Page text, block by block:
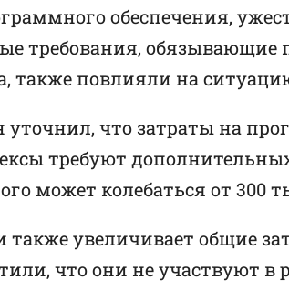
обеспечения,
требования, обязывающие
также повлияли на
что затраты на
требуют
может колебаться от 300
увеличивает общие
что они не участвуют в